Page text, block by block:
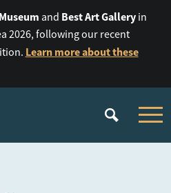
and Best Art Galleryin
2026, following our recent
Learn more about these